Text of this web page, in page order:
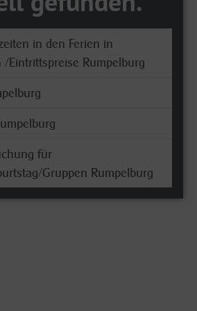
in den Ferien in
/Eintrittspreise Rumpelburg
für
Gruppen Rumpelburg